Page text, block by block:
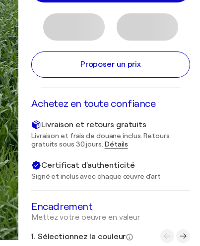
Proposer un prix
Achetez en toute confiance
Livraison et retours gratuits
Livraison et frais de douane inclus. Retours
gratuits sous 30 jours. Détails
Certificat d'authenticité
Signé et inclus avec chaque œuvre d'art
Encadrement
Mettez votre oeuvre en valeur
1. Sélectionnez la couleur